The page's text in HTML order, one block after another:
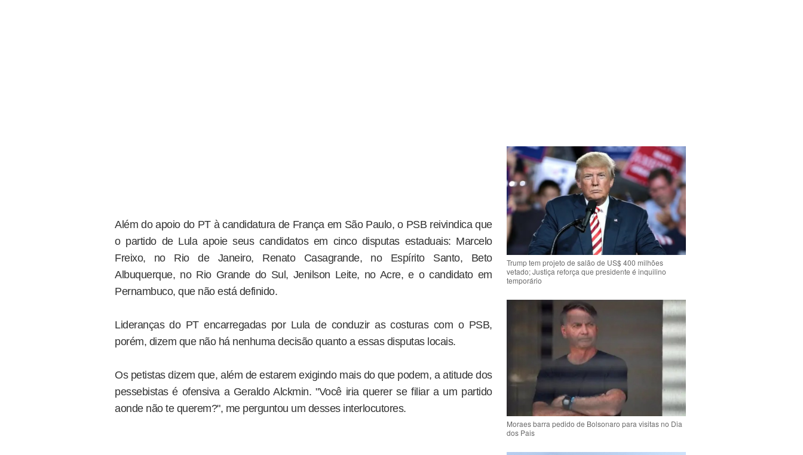
Além do apoio do PT à candidatura de França em São Paulo, o PSB reivindica que
o partido de Lula apoie seus candidatos em cinco disputas estaduais: Marcelo
Freixo, no Rio de Janeiro, Renato Casagrande, no Espírito Santo, Beto
Albuquerque, no Rio Grande do Sul, Jenilson Leite, no Acre, e o candidato em
Pernambuco, que não está definido.
Lideranças do PT encarregadas por Lula de conduzir as costuras com o PSB,
porém, dizem que não há nenhuma decisão quanto a essas disputas locais.
Os petistas dizem que, além de estarem exigindo mais do que podem, a atitude dos
pessebistas é ofensiva a Geraldo Alckmin. "Você iria querer se filiar a um partido
aonde não te querem?", me perguntou um desses interlocutores.
Trump tem projeto de salão de US$ 400 milhões
vetado; Justiça reforça que presidente é inquilino
temporário
Moraes barra pedido de Bolsonaro para visitas no Dia
dos Pais